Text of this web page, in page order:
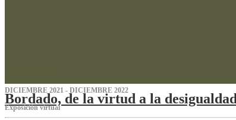
DICIEMBRE 2021 - DICIEMBRE 2022
Bordado, de la virtud a la desigualdad
Exposición virtual‌